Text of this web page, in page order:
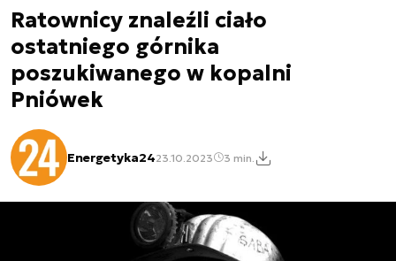
Ratownicy znaleźli ciało
ostatniego górnika
poszukiwanego w kopalni
Pniówek
Energetyka2423.10.2023 3 min.